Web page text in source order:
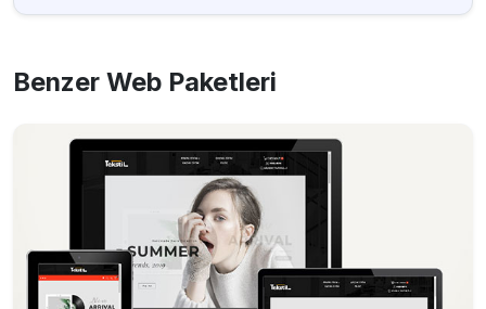
Benzer Web Paketleri